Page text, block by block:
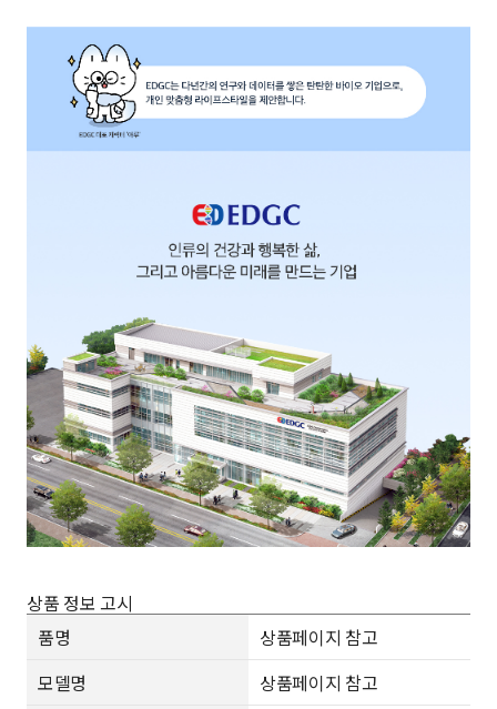
상품 정보 고시
품명
상품페이지 참고
모델명
상품페이지 참고